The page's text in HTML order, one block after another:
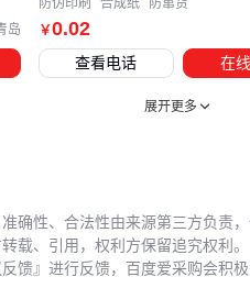
最经济的方案
期稳定运行的
入，但能减少
而更低。
明，使用标签
对于需要反复
岛 ￥0.02
查看电话 在
展开更多
确性、合法性由来源第三方负责，
载、引用，权利方保留追究权利。
馈』进行反馈，百度爱采购会积极